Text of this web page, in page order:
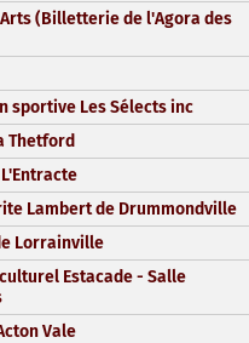
(Billetterie de l'Agora des
sportive Les Sélects inc
Thetford
Lambert de Drummondville
Lorrainville
Estacade - Salle
Vale